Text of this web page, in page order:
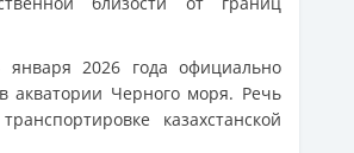
января 2026 года официально
Черного моря. Речь
казахстанской